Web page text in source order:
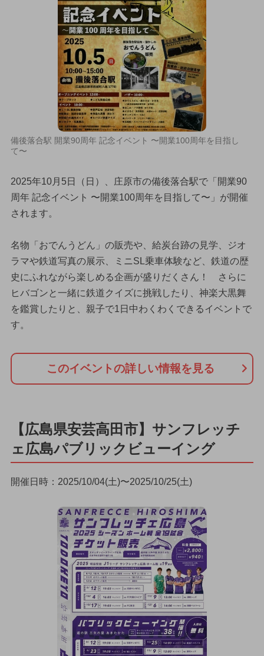
備後落合駅 開業90周年 記念イベント 〜開業100周年を目指し
て〜
2025年10月5日（日）、庄原市の備後落合駅で「開業90
周年 記念イベント 〜開業100周年を目指して〜」が開催
されます。
名物「おでんうどん」の販売や、給炭台跡の見学、ジオ
ラマや鉄道写真の展示、ミニSL乗車体験など、鉄道の歴
史にふれながら楽しめる企画が盛りだくさん！ さらに
ヒバゴンと一緒に鉄道クイズに挑戦したり、神楽大黒舞
を鑑賞したりと、親子で1日中わくわくできるイベントで
す。
このイベントの詳しい情報を見る
【広島県安芸高田市】サンフレッチ
ェ広島パブリックビューイング
開催日時：2025/10/04(土)〜2025/10/25(土)